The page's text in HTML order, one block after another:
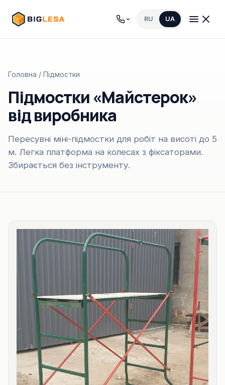
RU UA
Головна / Підмостки
Підмостки «Майстерок»
від виробника
Пересувні міні-підмостки для робіт на висоті до 5
м. Легка платформа на колесах з фіксаторами.
Збирається без інструменту.